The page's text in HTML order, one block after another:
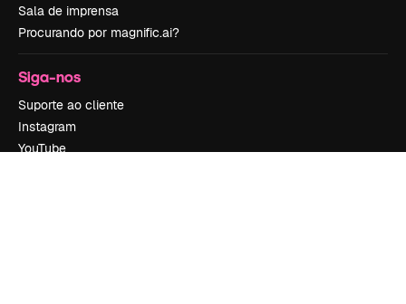
Sala de imprensa
Procurando por magnific.ai?
Siga-nos
Suporte ao cliente
Instagram
YouTube